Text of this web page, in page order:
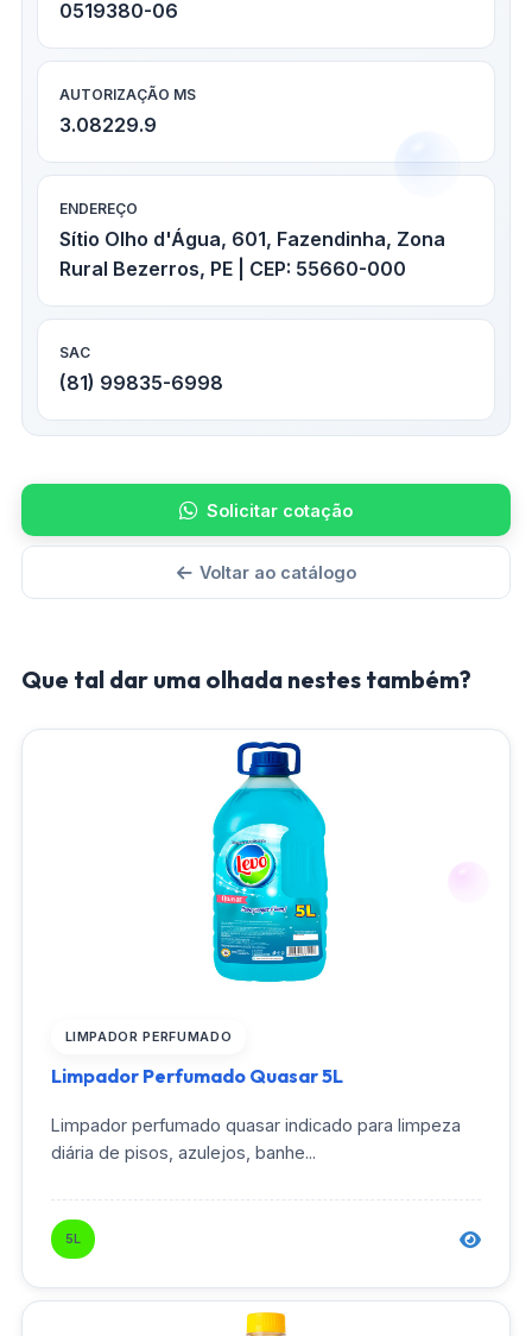
0519380-06
AUTORIZAÇÃO MS
3.08229.9
ENDEREÇO
Sítio Olho d'Água, 601, Fazendinha, Zona
Rural Bezerros, PE | CEP: 55660-000
SAC
(81) 99835-6998
Solicitar cotação
Voltar ao catálogo
Que tal dar uma olhada nestes também?
LIMPADOR PERFUMADO
Limpador Perfumado Quasar 5L
Limpador perfumado quasar indicado para limpeza
diária de pisos, azulejos, banhe...
5L